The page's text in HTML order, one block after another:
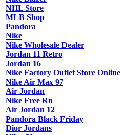
NHL Store
MLB Shop
Pandora
Nike
Nike Wholesale Dealer
Jordan 11 Retro
Jordan 16
Nike Factory Outlet Store Online
Nike Air Max 97
Air Jordan
Nike Free Rn
Air Jordan 12
Pandora Black Friday
Dior Jordans